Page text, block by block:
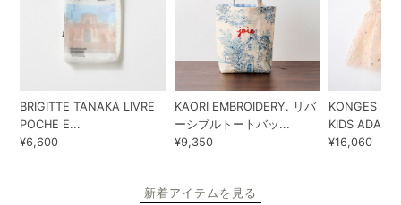
BRIGITTE TANAKA LIVRE
POCHE E...
¥6,600
KAORI EMBROIDERY. リバ
ーシブルトートバッ...
¥9,350
KONGES
KIDS ADA...
¥16,060
新着アイテムを見る